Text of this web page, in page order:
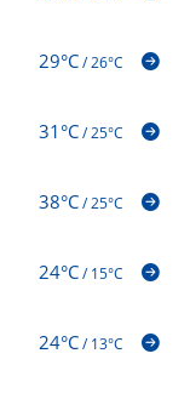
29°C/26°C
31°C/25°C
38°C/25°C
24°C/15°C
24°C/13°C